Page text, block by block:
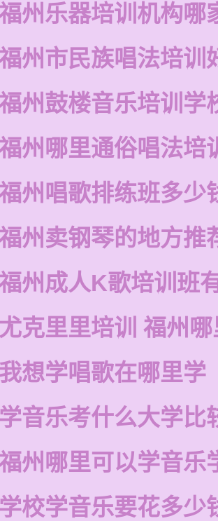
州乐器培训机构哪
州市民族唱法培训
州鼓楼音乐培训学
州哪里通俗唱法培
州唱歌排练班多少
州卖钢琴的地方推
州成人K歌培训班
尤克里里培训 福州
我想学唱歌在哪里学
学音乐考什么大学比
州哪里可以学音乐
学校学音乐要花多少